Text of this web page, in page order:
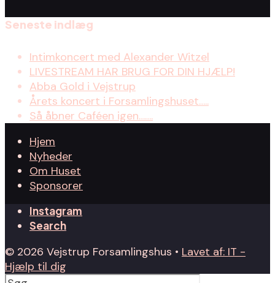
Seneste indlæg
Intimkoncert med Alexander Witzel
LIVESTREAM HAR BRUG FOR DIN HJÆLP!
Abba Gold i Vejstrup
Årets koncert i Forsamlingshuset…..
Så åbner Caféen igen…….
Hjem
Nyheder
Om Huset
Sponsorer
Instagram
Search
© 2026 Vejstrup Forsamlingshus • Lavet af: IT -
Hjælp til dig